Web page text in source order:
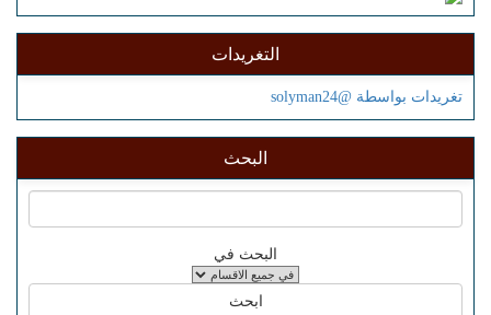
التغريدات
تغريدات بواسطة @solyman24
البحث
البحث في